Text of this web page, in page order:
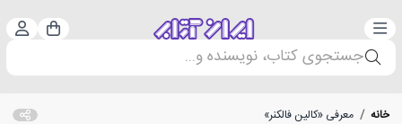
دسته‌بندی سبد
جستجوی کتاب، نویسنده و...
خانه / معرفی «کالین فالکنر»